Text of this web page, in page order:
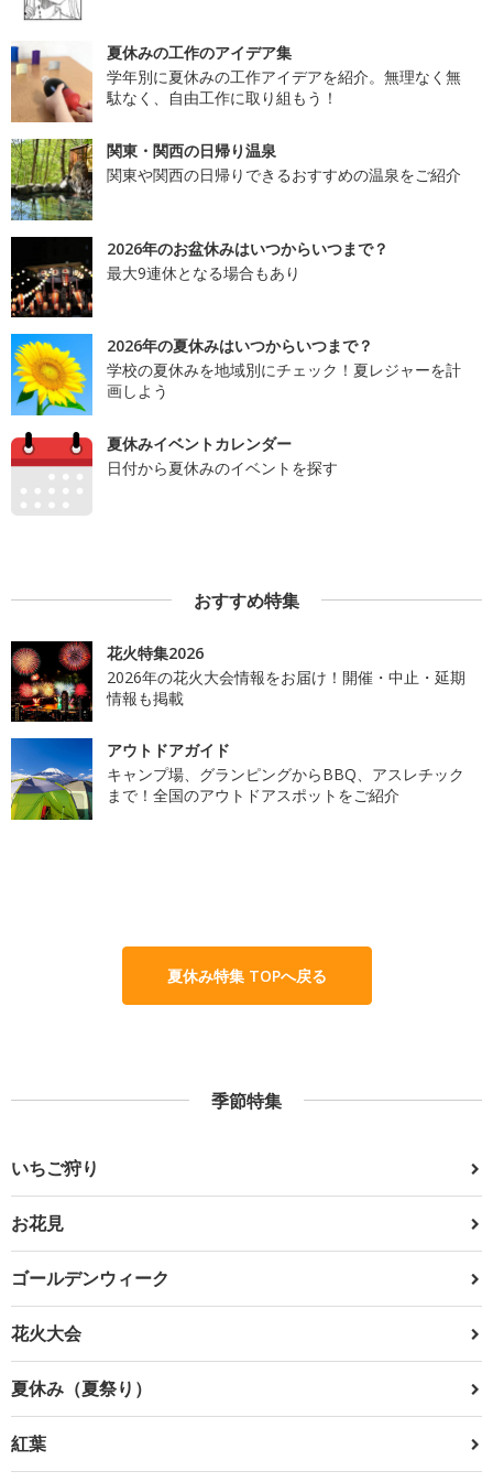
夏休みの工作のアイデア集
学年別に夏休みの工作アイデアを紹介。無理なく無
駄なく、自由工作に取り組もう！
関東・関西の日帰り温泉
関東や関西の日帰りできるおすすめの温泉をご紹介
2026年のお盆休みはいつからいつまで？
最大9連休となる場合もあり
2026年の夏休みはいつからいつまで？
学校の夏休みを地域別にチェック！夏レジャーを計
画しよう
夏休みイベントカレンダー
日付から夏休みのイベントを探す
おすすめ特集
花火特集2026
2026年の花火大会情報をお届け！開催・中止・延期
情報も掲載
アウトドアガイド
キャンプ場、グランピングからBBQ、アスレチック
まで！全国のアウトドアスポットをご紹介
夏休み特集 TOPへ戻る
季節特集
いちご狩り
お花見
ゴールデンウィーク
花火大会
夏休み（夏祭り）
紅葉